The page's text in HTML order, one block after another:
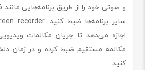
و صوتی خود را از طریق برنامه‌هایی
اجازه می‌دهد تا جریان مکالمات
مکالمه مستقیم ضبط کرده و در زمان
کنید.